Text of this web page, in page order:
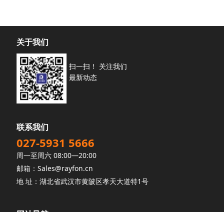
关于我们
扫一扫！ 关注我们
最新动态
联系我们
027-5931 5666
周一至周六 08:00—20:00
邮箱：Sales@rayfon.cn
地 址：湖北省武汉市黄陂区孝天大道特1号